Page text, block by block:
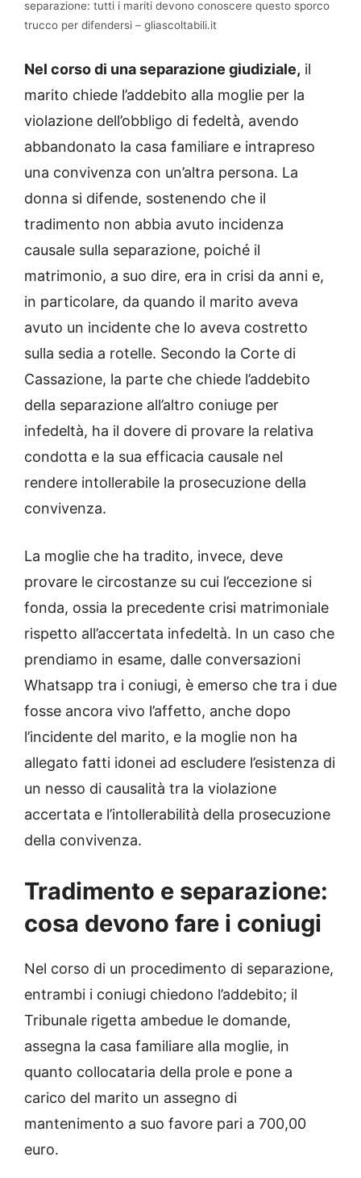
separazione: tutti i mariti devono conoscere questo sporco
trucco per difendersi – gliascoltabili.it
Nel corso di una separazione giudiziale, il
marito chiede l’addebito alla moglie per la
violazione dell’obbligo di fedeltà, avendo
abbandonato la casa familiare e intrapreso
una convivenza con un’altra persona. La
donna si difende, sostenendo che il
tradimento non abbia avuto incidenza
causale sulla separazione, poiché il
matrimonio, a suo dire, era in crisi da anni e,
in particolare, da quando il marito aveva
avuto un incidente che lo aveva costretto
sulla sedia a rotelle. Secondo la Corte di
Cassazione, la parte che chiede l’addebito
della separazione all’altro coniuge per
infedeltà, ha il dovere di provare la relativa
condotta e la sua efficacia causale nel
rendere intollerabile la prosecuzione della
convivenza.
La moglie che ha tradito, invece, deve
provare le circostanze su cui l’eccezione si
fonda, ossia la precedente crisi matrimoniale
rispetto all’accertata infedeltà. In un caso che
prendiamo in esame, dalle conversazioni
Whatsapp tra i coniugi, è emerso che tra i due
fosse ancora vivo l’affetto, anche dopo
l’incidente del marito, e la moglie non ha
allegato fatti idonei ad escludere l’esistenza di
un nesso di causalità tra la violazione
accertata e l’intollerabilità della prosecuzione
della convivenza.
Tradimento e separazione:
cosa devono fare i coniugi
Nel corso di un procedimento di separazione,
entrambi i coniugi chiedono l’addebito; il
Tribunale rigetta ambedue le domande,
assegna la casa familiare alla moglie, in
quanto collocataria della prole e pone a
carico del marito un assegno di
mantenimento a suo favore pari a 700,00
euro.